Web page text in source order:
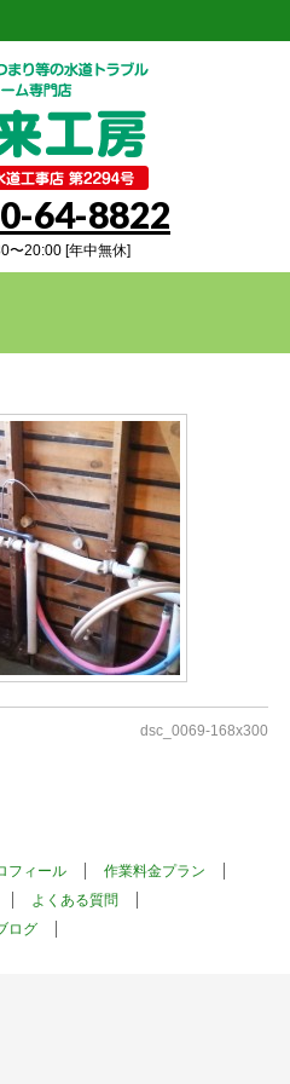
64-8822
〜20:00 [年中無休]
dsc_0069-168x300
フィール
作業料金プラン
よくある質問
ログ